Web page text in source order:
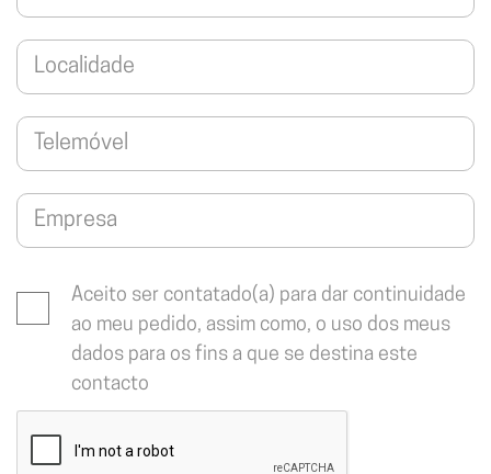
Aceito ser contatado(a) para dar continuidade
ao meu pedido, assim como, o uso dos meus
dados para os fins a que se destina este
contacto